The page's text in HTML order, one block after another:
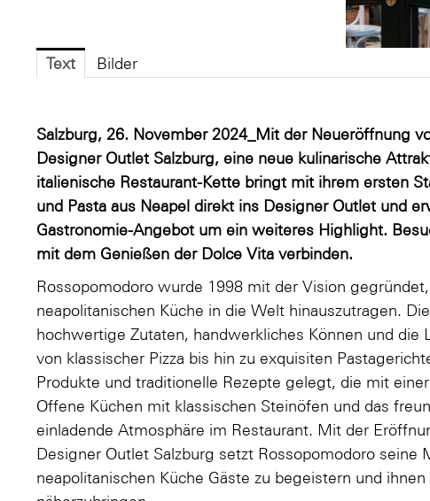
Text Bilder
Salzburg, 26. November 2024_ Mit der Neueröffnung
Designer Outlet Salzburg, eine neue kulinarische
italienische Restaurant-Kette bringt mit ihrem ersten
und Pasta aus Neapel direkt ins Designer Outlet und
Gastronomie-Angebot um ein weiteres Highlight.
mit dem Genießen der Dolce Vita verbinden.
Rossopomodoro wurde 1998 mit der Vision
neapolitanischen Küche in die Welt hinauszutragen.
hochwertige Zutaten, handwerkliches Können und die
von klassischer Pizza bis hin zu exquisiten
Produkte und traditionelle Rezepte gelegt, die mit
Offene Küchen mit klassischen Steinöfen und das
einladende Atmosphäre im Restaurant. Mit der
Designer Outlet Salzburg setzt Rossopomodoro seine
neapolitanischen Küche Gäste zu begeistern und